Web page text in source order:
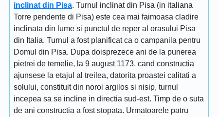
inclinat din Pisa. Turnul inclinat din Pisa (in italiana
Torre pendente di Pisa) este cea mai faimoasa cladire
inclinata din lume si punctul de reper al orasului Pisa
din Italia. Turnul a fost planificat ca o campanila pentru
Domul din Pisa. Dupa doisprezece ani de la punerea
pietrei de temelie, la 9 august 1173, cand constructia
ajunsese la etajul al treilea, datorita proastei calitati a
solului, constituit din noroi argilos si nisip, turnul
incepea sa se incline in directia sud-est. Timp de o suta
de ani constructia a fost stopata. Urmatoarele patru